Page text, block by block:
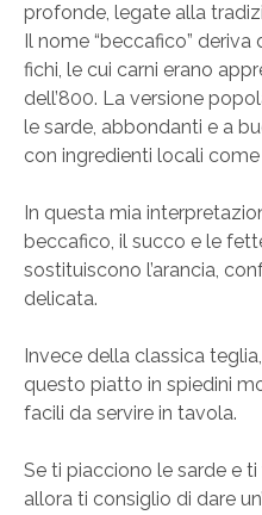
profonde, legate alla
Il nome “beccafico”
fichi, le cui carni erano
dell’800. La versione
le sarde, abbondanti e a
con ingredienti locali
In questa mia
beccafico, il succo e le
sostituiscono l’arancia,
delicata.
Invece della classica
questo piatto in spiedini
facili da servire in tavola.
Se ti piacciono le sarde e
allora ti consiglio di dare